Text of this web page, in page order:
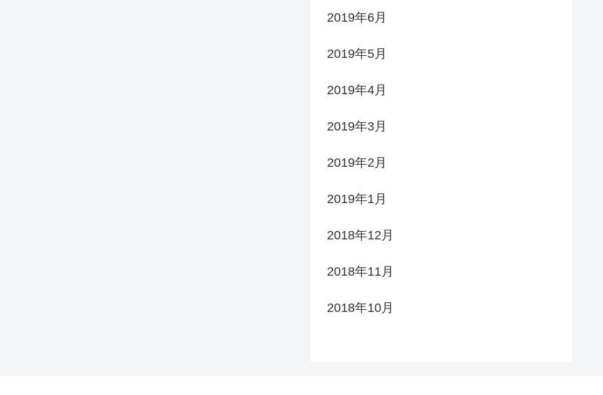
2019年6月
2019年5月
2019年4月
2019年3月
2019年2月
2019年1月
2018年12月
2018年11月
2018年10月